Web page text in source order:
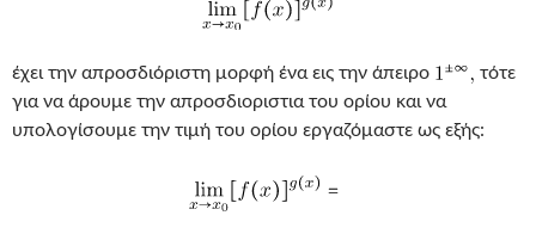
έχει την απροσδιόριστη μορφή ένα εις την άπειρο
τότε
για να άρουμε την απροσδιοριστια του ορίου και να
υπολογίσουμε την τιμή του ορίου εργαζόμαστε ως εξής: